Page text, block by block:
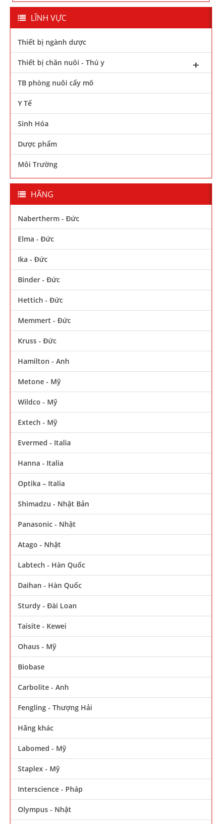
LĨNH VỰC
Thiết bị ngành dược
Thiết bị chăn nuôi - Thú y
TB phòng nuôi cấy mô
Y Tế
Sinh Hóa
Dược phẩm
Môi Trường
HÃNG
Nabertherm - Đức
Elma - Đức
Ika - Đức
Binder - Đức
Hettich - Đức
Memmert - Đức
Kruss - Đức
Hamilton - Anh
Metone - Mỹ
Wildco - Mỹ
Extech - Mỹ
Evermed - Italia
Hanna - Italia
Optika – Italia
Shimadzu - Nhật Bản
Panasonic - Nhật
Atago - Nhật
Labtech - Hàn Quốc
Daihan - Hàn Quốc
Sturdy - Đài Loan
Taisite - Kewei
Ohaus - Mỹ
Biobase
Carbolite - Anh
Fengling - Thượng Hải
Hãng khác
Labomed - Mỹ
Staplex - Mỹ
Interscience - Pháp
Olympus - Nhật